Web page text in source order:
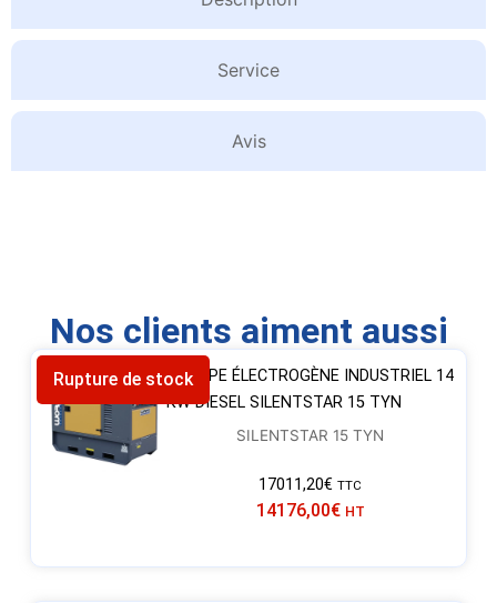
Service
Avis
Nos clients aiment aussi
Rupture de stockGROUPE ÉLECTROGÈNE INDUSTRIEL 14
KW DIESEL SILENTSTAR 15 TYN
SILENTSTAR 15 TYN
17011,20€ TTC
14176,00€ HT